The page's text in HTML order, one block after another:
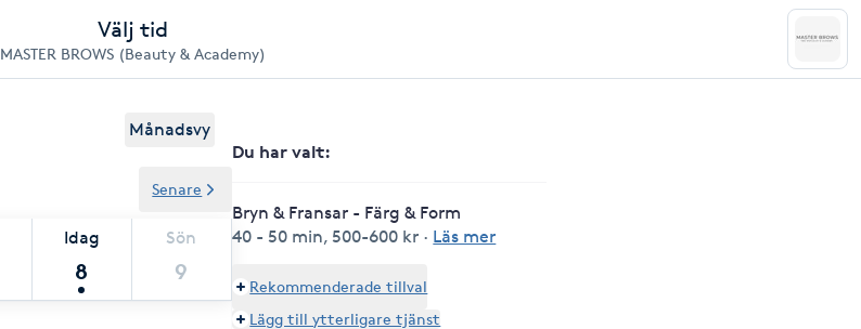
Välj tid
MASTER BROWS (Beauty & Academy)
Månadsvy
Idag
8
Sön
9
Senare
Du har valt:
Bryn & Fransar - Färg & Form
40 - 50 min, 500-600 kr · Läs mer
Rekommenderade tillval
Lägg till ytterligare tjänst